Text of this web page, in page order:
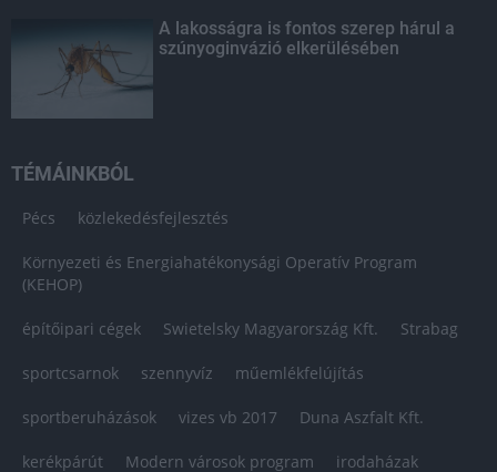
A lakosságra is fontos szerep hárul a
szúnyoginvázió elkerülésében
TÉMÁINKBÓL
Pécs közlekedésfejlesztés
Környezeti és Energiahatékonysági Operatív Program
(KEHOP)
építőipari cégek Swietelsky Magyarország Kft. Strabag
sportcsarnok szennyvíz műemlékfelújítás
sportberuházások vizes vb 2017 Duna Aszfalt Kft.
kerékpárút Modern városok program irodaházak